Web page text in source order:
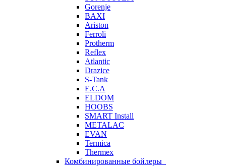
Gorenje
BAXI
Ariston
Ferroli
Protherm
Reflex
Atlantic
Drazice
S-Tank
E.C.A
ELDOM
HOOBS
SMART Install
METALAC
EVAN
Termica
Thermex
Комбинированные бойлеры